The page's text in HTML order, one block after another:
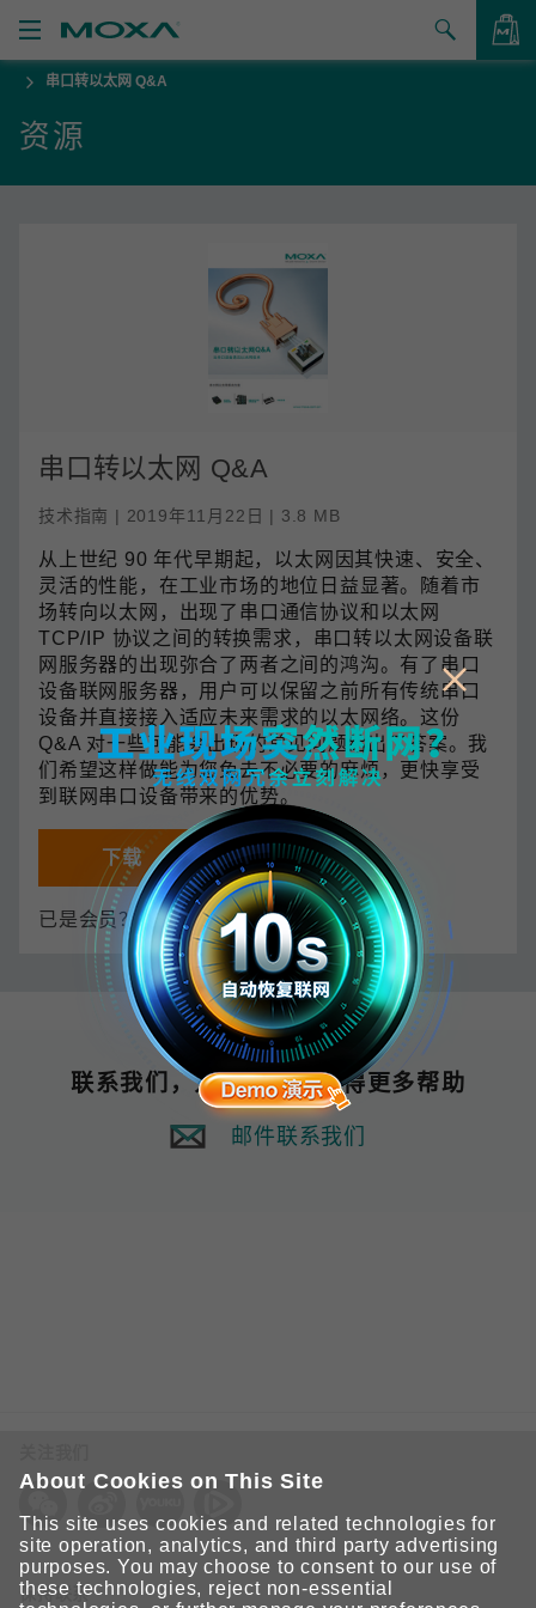
品
决方案
Moxa
串口转以太网 Q&A
资源
串口转以太网 Q&A
技术指南 | 2019年11月22日 | 3.8 MB
从上世纪 90 年代早期起，以太网因其快速、安全、
灵活的性能，在工业市场的地位日益显著。随着市
场转向以太网，出现了串口通信协议和以太网
TCP/IP 协议之间的转换需求，串口转以太网设备联
网服务器的出现弥合了两者之间的鸿沟。有了串口
设备联网服务器，用户可以保留之前所有传统串口
设备并直接接入适应未来需求的以太网络。这份
Q&A 对一些可能会出现的常见问题给出了答案。我
们希望这样做能为您免去不必要的麻烦，更快享受
到联网串口设备带来的优势。
下载 保存
已是会员？登录 My Moxa
联系我们，为您的企业获得更多帮助
邮件联系我们
保持联系
查看询价
About Cookies on This Site
This site uses cookies and related technologies for
site operation, analytics, and third party advertising
purposes. You may choose to consent to our use of
these technologies, reject non-essential